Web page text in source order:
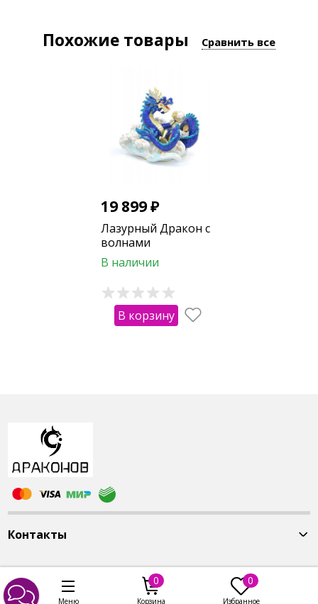
Похожие товары Сравнить все
19 899₽
Лазурный Дракон с
волнами
В наличии
В корзину
Контакты
Меню
0
Корзина
0
Избранное